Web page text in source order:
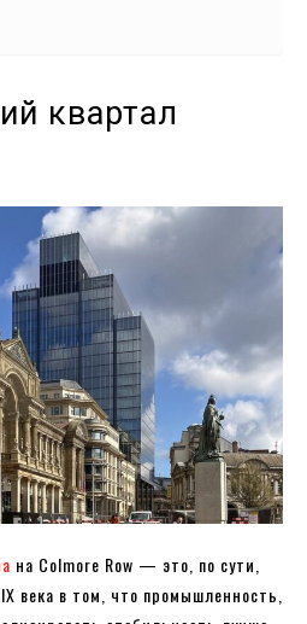
квартал
на Colmore Row — это, по сути,
века в том, что промышленность,